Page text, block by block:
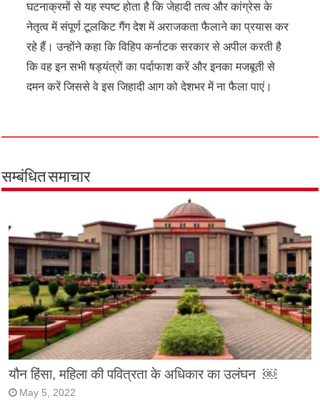
घटनाक्रमों से यह स्पष्ट होता है कि जेहादी तत्व और कांग्रेस के
नेतृत्व में संपूर्ण टूलकिट गैंग देश में अराजकता फैलाने का प्रयास कर
रहे हैं। उन्होंने कहा कि विहिप कर्नाटक सरकार से अपील करती है
कि वह इन सभी षड्यंत्रों का पर्दाफाश करें और इनका मजबूती से
दमन करें जिससे वे इस जिहादी आग को देशभर में ना फैला पाएं।
सम्बंधित समाचार
यौन हिंसा, महिला की पवित्रता के अधिकार का उलंघन ￼
May 5, 2022